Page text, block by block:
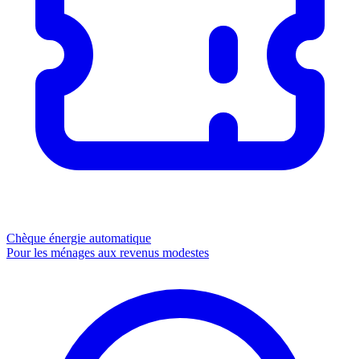
Chèque énergie automatique
Pour les ménages aux revenus modestes